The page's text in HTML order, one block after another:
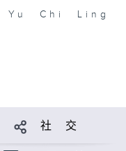
Yu Chi Ling
社 交